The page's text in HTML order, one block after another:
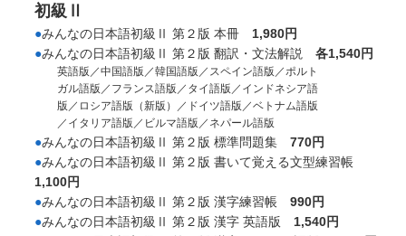
初級Ⅱ
●みんなの日本語初級Ⅱ 第２版 本冊 1,980円
●みんなの日本語初級Ⅱ 第２版 翻訳・文法解説各1,540円
英語版／中国語版／韓国語版／スペイン語版／ポルト
ガル語版／フランス語版／タイ語版／インドネシア語
版／ロシア語版（新版）／ドイツ語版／ベトナム語版
／イタリア語版／ビルマ語版／ネパール語版
●みんなの日本語初級Ⅱ 第２版 標準問題集770円
●みんなの日本語初級Ⅱ 第２版 書いて覚える文型練習帳
1,100円
●みんなの日本語初級Ⅱ 第２版 漢字練習帳990円
●みんなの日本語初級Ⅱ 第２版 漢字 英語版 1,540円